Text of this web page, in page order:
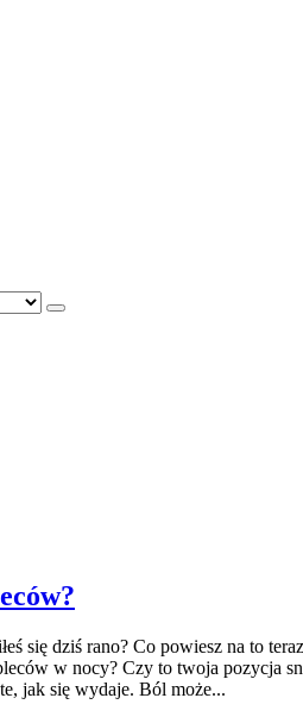
się dziś rano? Co powiesz na to
w nocy? Czy to twoja pozycja
jak się wydaje. Ból może...